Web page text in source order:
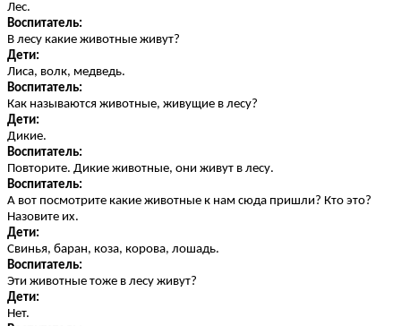
Лес.
Воспитатель:
В лесу какие животные живут?
Дети:
Лиса, волк, медведь.
Воспитатель:
Как называются животные, живущие в лесу?
Дети:
Дикие.
Воспитатель:
Повторите. Дикие животные, они живут в лесу.
Воспитатель:
А вот посмотрите какие животные к нам сюда пришли? Кто это?
Назовите их.
Дети:
Свинья, баран, коза, корова, лошадь.
Воспитатель:
Эти животные тоже в лесу живут?
Дети:
Нет.